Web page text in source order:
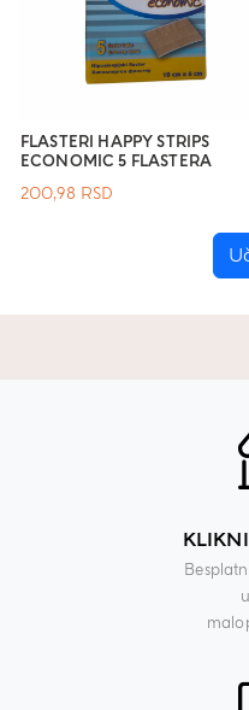
FLASTERI HAPPY STRIPS
ECONOMIC 5 FLASTERA
200,98 RSD